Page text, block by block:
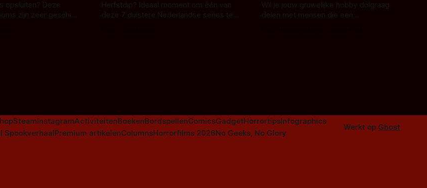
opsluiten? Deze
zijn zeer geschikt
Herfstdip? Ideaal moment om één van
deze 7 duistere Nederlandse series te
Wil je jouw gruwelijke hobby dolgraag
delen met mensen die een
SteamInstagramActiviteitenBoekenBordspellenComicsGadgetHorrortipsInfographics
SpookverhaalPremium artikelenColumnsHorrorfilms 2026No Geeks, No Glory
Werkt op Ghost